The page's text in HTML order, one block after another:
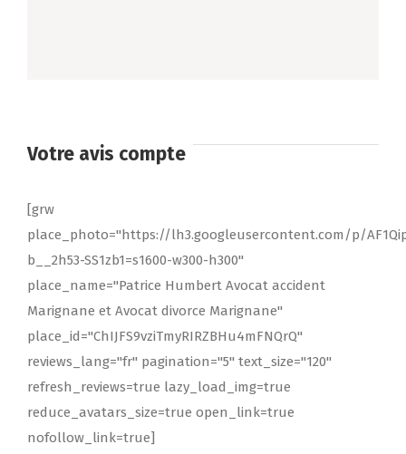
Votre avis compte
[grw
place_photo="https://lh3.googleusercontent.com/p/
b__2h53-SS1zb1=s1600-w300-h300"
place_name="Patrice Humbert Avocat accident
Marignane et Avocat divorce Marignane"
place_id="ChIJFS9vziTmyRIRZBHu4mFNQrQ"
reviews_lang="fr" pagination="5" text_size="120"
refresh_reviews=true lazy_load_img=true
reduce_avatars_size=true open_link=true
nofollow_link=true]